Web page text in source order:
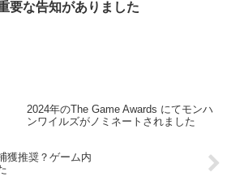
要な告知がありました
2024年のThe Game Awards にてモンハ
ンワイルズがノミネートされました
獲推奨？ゲーム内